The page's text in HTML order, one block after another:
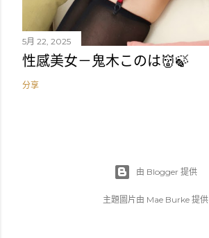
5月 22, 2025
性感美女－鬼木このは👹🍃
分享
由 Blogger 提供
主題圖片由 Mae Burke 提供